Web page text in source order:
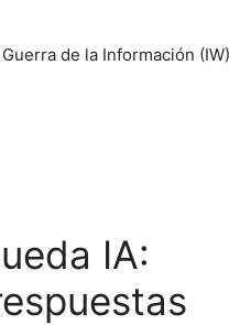
Guerra de la Información (IW)
IA: